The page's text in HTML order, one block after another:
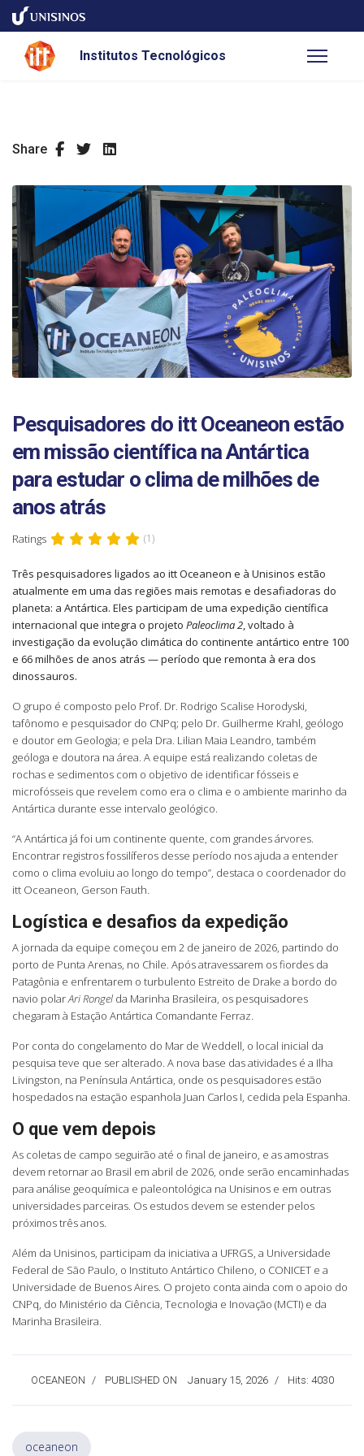
Institutos Tecnológicos
Share
Pesquisadores do itt Oceaneon estão
em missão científica na Antártica
para estudar o clima de milhões de
anos atrás
Ratings (1)
Três pesquisadores ligados ao itt Oceaneon e à Unisinos estão
atualmente em uma das regiões mais remotas e desafiadoras do
planeta: a Antártica. Eles participam de uma expedição científica
internacional que integra o projeto Paleoclima 2, voltado à
investigação da evolução climática do continente antártico entre 100
e 66 milhões de anos atrás — período que remonta à era dos
dinossauros.
O grupo é composto pelo Prof. Dr. Rodrigo Scalise Horodyski,
tafônomo e pesquisador do CNPq; pelo Dr. Guilherme Krahl, geólogo
e doutor em Geologia; e pela Dra. Lilian Maia Leandro, também
geóloga e doutora na área. A equipe está realizando coletas de
rochas e sedimentos com o objetivo de identificar fósseis e
microfósseis que revelem como era o clima e o ambiente marinho da
Antártica durante esse intervalo geológico.
“A Antártica já foi um continente quente, com grandes árvores.
Encontrar registros fossilíferos desse período nos ajuda a entender
como o clima evoluiu ao longo do tempo”, destaca o coordenador do
itt Oceaneon, Gerson Fauth.
Logística e desafios da expedição
A jornada da equipe começou em 2 de janeiro de 2026, partindo do
porto de Punta Arenas, no Chile. Após atravessarem os fiordes da
Patagônia e enfrentarem o turbulento Estreito de Drake a bordo do
navio polarAri Rongel da Marinha Brasileira, os pesquisadores
chegaram à Estação Antártica Comandante Ferraz.
Por conta do congelamento do Mar de Weddell, o local inicial da
pesquisa teve que ser alterado. A nova base das atividades é a Ilha
Livingston, na Península Antártica, onde os pesquisadores estão
hospedados na estação espanhola Juan Carlos I, cedida pela Espanha.
O que vem depois
As coletas de campo seguirão até o final de janeiro, e as amostras
devem retornar ao Brasil em abril de 2026, onde serão encaminhadas
para análise geoquímica e paleontológica na Unisinos e em outras
universidades parceiras. Os estudos devem se estender pelos
próximos três anos.
Além da Unisinos, participam da iniciativa a UFRGS, a Universidade
Federal de São Paulo, o Instituto Antártico Chileno, o CONICET e a
Universidade de Buenos Aires. O projeto conta ainda com o apoio do
CNPq, do Ministério da Ciência, Tecnologia e Inovação (MCTI) e da
Marinha Brasileira.
OCEANEON PUBLISHED ON January 15, 2026 Hits: 4030
oceaneon